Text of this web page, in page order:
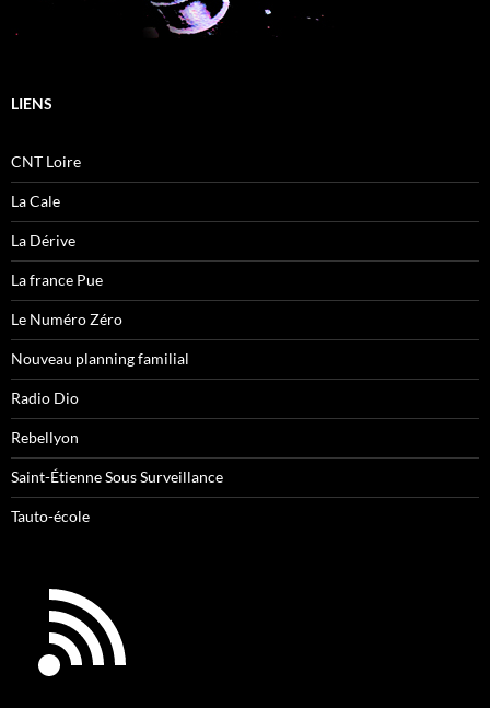
LIENS
CNT Loire
La Cale
La Dérive
La france Pue
Le Numéro Zéro
Nouveau planning familial
Radio Dio
Rebellyon
Saint-Étienne Sous Surveillance
Tauto-école